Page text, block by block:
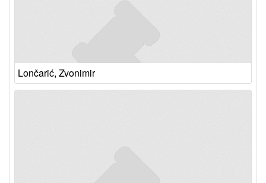
Lončarić, Zvonimir